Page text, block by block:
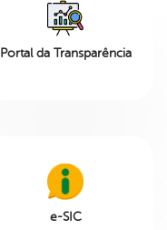
Portal da Transparência
e-SIC